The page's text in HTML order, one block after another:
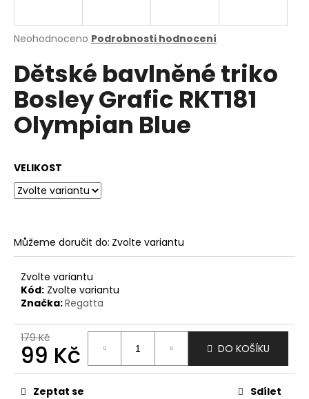
Průměrné
produktu
je
0,0
5
hvězdiček.
Neohodnoceno Podrobnosti hodnocení
Dětské bavlněné triko
Bosley Grafic RKT181
Olympian Blue
VELIKOST
Můžeme doručit do: Zvolte variantu
Zvolte variantu
Kód: Zvolte variantu
Značka:Regatta
179 Kč
99 Kč
Měrná
cena:
DO KOŠÍKU
Zeptat se Sdílet
j
t
?
o
p
u
č
u
m
e